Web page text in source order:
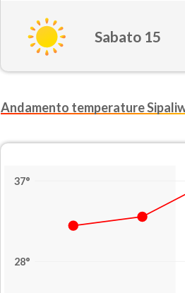
Sabato 15
Andamento temperature
37°
28°